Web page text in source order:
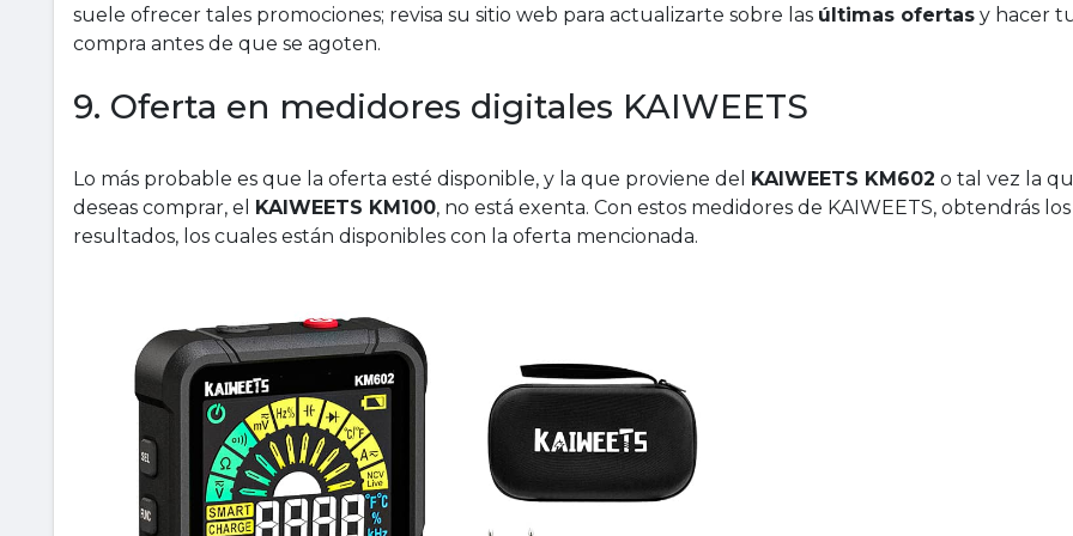
suele ofrecer tales promociones; revisa su sitio web para actualizarte sobre las últimas ofertas y hacer
compra antes de que se agoten.
9. Oferta en medidores digitales KAIWEETS
Lo más probable es que la oferta esté disponible, y la que proviene del KAIWEETS KM602 o tal vez la
deseas comprar, el KAIWEETS KM100, no está exenta. Con estos medidores de KAIWEETS, obtendrás
resultados, los cuales están disponibles con la oferta mencionada.